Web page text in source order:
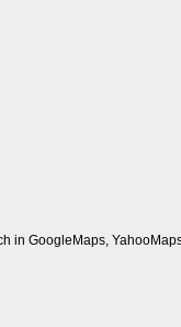
in GoogleMaps,